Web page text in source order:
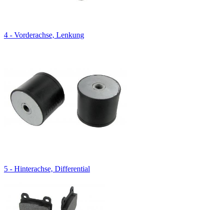
4 - Vorderachse, Lenkung
5 - Hinterachse, Differential